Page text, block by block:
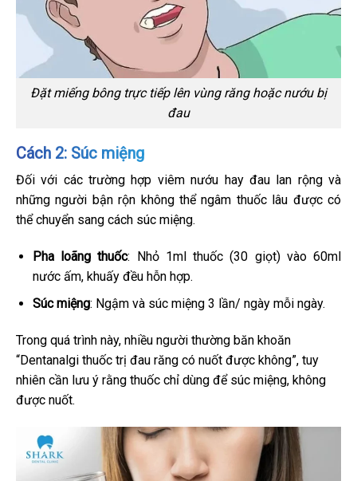
Đặt miếng bông trực tiếp lên vùng răng hoặc nướu bị
đau
Cách 2: Súc miệng
Đối với các trường hợp viêm nướu hay đau lan rộng và
những người bận rộn không thể ngâm thuốc lâu được có
thể chuyển sang cách súc miệng.
Pha loãng thuốc: Nhỏ 1ml thuốc (30 giọt) vào 60ml
nước ấm, khuấy đều hỗn hợp.
Súc miệng: Ngậm và súc miệng 3 lần/ ngày mỗi ngày.
Trong quá trình này, nhiều người thường băn khoăn
“Dentanalgi thuốc trị đau răng có nuốt được không”, tuy
nhiên cần lưu ý rằng thuốc chỉ dùng để súc miệng, không
được nuốt.